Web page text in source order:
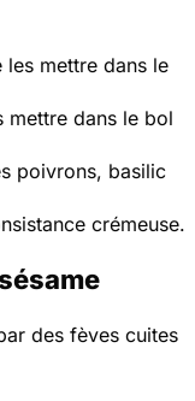
les mettre dans le
mettre dans le bol
poivrons, basilic
crémeuse.
des fèves cuites